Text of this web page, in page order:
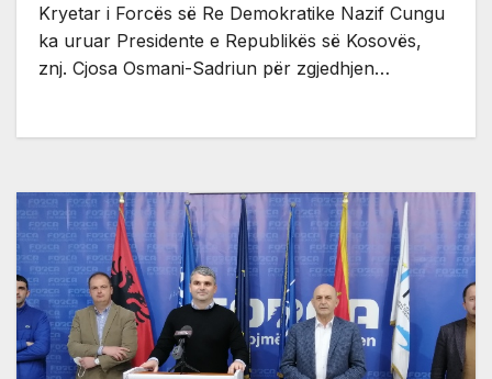
Kryetar i Forcës së Re Demokratike Nazif Cungu
ka uruar Presidente e Republikës së Kosovës,
znj. Cjosa Osmani-Sadriun për zgjedhjen…